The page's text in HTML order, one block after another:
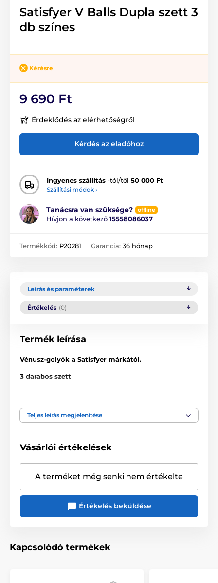
Satisfyer V Balls Dupla szett 3
db színes
Kérésre
9 690 Ft
Érdeklődés az elérhetőségről
Kérdés az eladóhoz
Ingyenes szállítás -tól/től 50 000 Ft
Szállítási módok ›
Tanácsra van szüksége? offline
Hívjon a következő 15558086037
Termékkód: P20281 Garancia: 36 hónap
Leírás és paraméterek
Értékelés (0)
Termék leírása
Vénusz-golyók a Satisfyer márkától.
3 darabos szett
perces viselésével erősítheti a medencefenék izmait.
Mindhárom golyó átmérője 3,4 cm, de eltérő
fokozatosan haladjon a nehezebb felé.
Súlyok:
79,3 g; 114,1 g; 150,3 g
Teljes leírás megjelenítése
Vásárlói értékelések
A terméket még senki nem értékelte
Értékelés beküldése
Kapcsolódó termékek